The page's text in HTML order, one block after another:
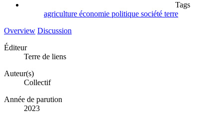
Tags
agriculture économie politique société terre
Overview Discussion
Éditeur
Terre de liens
Auteur(s)
Collectif
Année de parution
2023